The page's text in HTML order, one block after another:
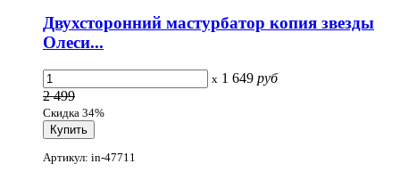
Двухсторонний мастурбатор копия звезды
Олеси...
x 1 649 руб
2 499
Скидка 34%
Артикул: in-47711